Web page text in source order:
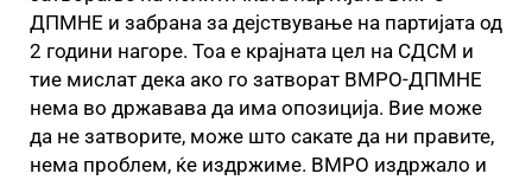
ДПМНЕ и забрана за дејствување на партијата од
2 години нагоре. Тоа е крајната цел на СДСМ и
тие мислат дека ако го затворат ВМРО-ДПМНЕ
нема во државава да има опозиција. Вие може
да не затворите, може што сакате да ни правите,
нема проблем, ќе издржиме. ВМРО издржало и